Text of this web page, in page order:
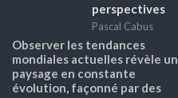
perspectives
Pascal Cabus
Observer les tendances
mondiales actuelles révèle un
paysage en constante
évolution, façonné par des